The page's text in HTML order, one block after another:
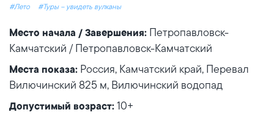
#Лето
#Туры – увидеть вулканы
Место начала / Завершения: Петропавловск-
Камчатский / Петропавловск-Камчатский
Места показа: Россия, Камчатский край, Перевал
Вилючинский 825 м, Вилючинский водопад
Допустимый возраст: 10+